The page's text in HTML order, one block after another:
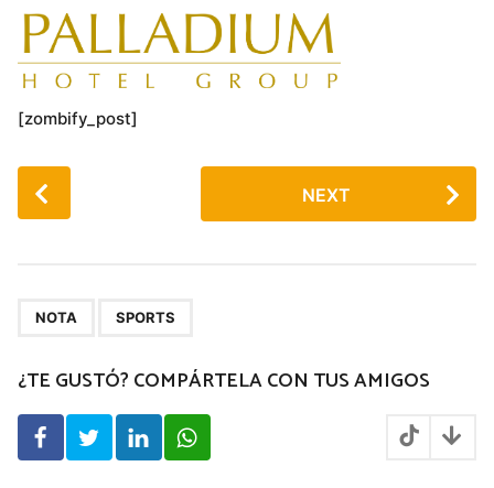
[zombify_post]
P
o
i
n
t
NEXT
NOTA SPORTS
¿TE GUSTÓ? COMPÁRTELA CON TUS AMIGOS